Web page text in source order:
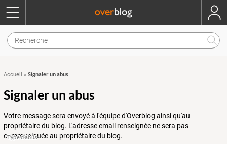
Accueil » Signaler un abus
Signaler un abus
Votre message sera envoyé à l'équipe d'Overblog ainsi qu'au
propriétaire du blog. L'adresse email renseignée ne sera pas
communiquée au propriétaire du blog.